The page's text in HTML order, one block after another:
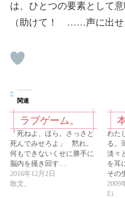
は、ひとつの要素として意
（助けて！ ……声に出せ
関連
ラブゲーム。
「死ねよ、ほら。さっさと
死んでみせろよ」 黙れ。
何もできないくせに勝手に
脳内を掻き回す…
2016年12月2日
散文。
わた
る。
淡々
を耳
その
2009
Ei.